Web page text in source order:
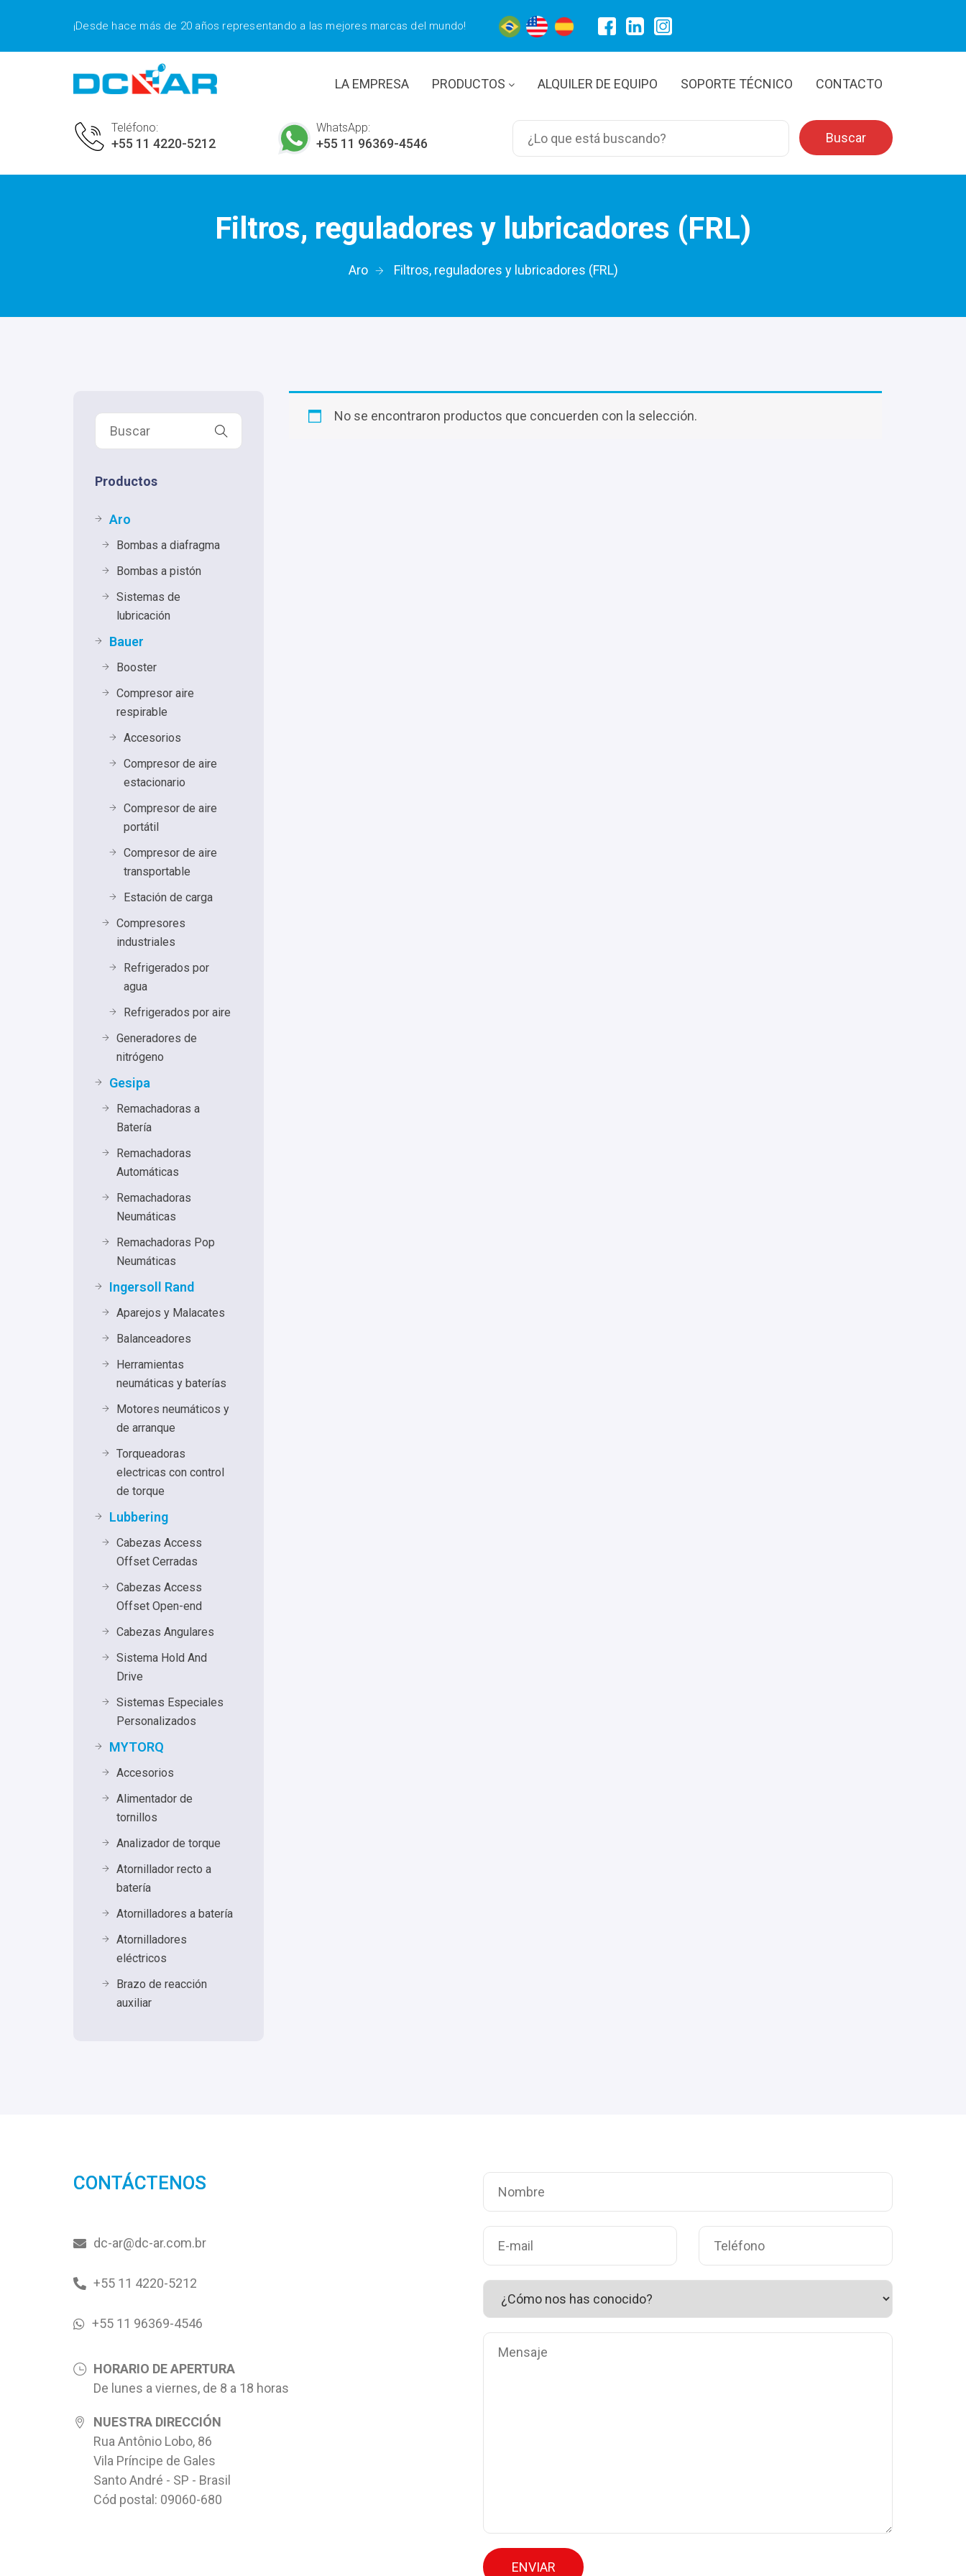
¡Desde hace más de 20 años representando a las mejores marcas del mundo!
LA EMPRESA PRODUCTOS ALQUILER DE EQUIPO SOPORTE TÉCNICO CONTACTO
Teléfono:
+55 11 4220-5212
WhatsApp:
+55 11 96369-4546
Filtros, reguladores y lubricadores (FRL)
Aro Filtros, reguladores y lubricadores (FRL)
No se encontraron productos que concuerden con la selección.
Productos
Aro
Bombas a diafragma
Bombas a pistón
Sistemas de
lubricación
Bauer
Booster
Compresor aire
respirable
Accesorios
Compresor de aire
estacionario
Compresor de aire
portátil
Compresor de aire
transportable
Estación de carga
Compresores
industriales
Refrigerados por
agua
Refrigerados por aire
Generadores de
nitrógeno
Gesipa
Remachadoras a
Batería
Remachadoras
Automáticas
Remachadoras
Neumáticas
Remachadoras Pop
Neumáticas
Ingersoll Rand
Aparejos y Malacates
Balanceadores
Herramientas
neumáticas y baterías
Motores neumáticos y
de arranque
Torqueadoras
electricas con control
de torque
Lubbering
Cabezas Access
Offset Cerradas
Cabezas Access
Offset Open-end
Cabezas Angulares
Sistema Hold And
Drive
Sistemas Especiales
Personalizados
MYTORQ
Accesorios
Alimentador de
tornillos
Analizador de torque
Atornillador recto a
batería
Atornilladores a batería
Atornilladores
eléctricos
Brazo de reacción
auxiliar
CONTÁCTENOS
dc-ar@dc-ar.com.br
+55 11 4220-5212
+55 11 96369-4546
HORARIO DE APERTURA
De lunes a viernes, de 8 a 18 horas
NUESTRA DIRECCIÓN
Rua Antônio Lobo, 86
Vila Príncipe de Gales
Santo André - SP - Brasil
Cód postal: 09060-680